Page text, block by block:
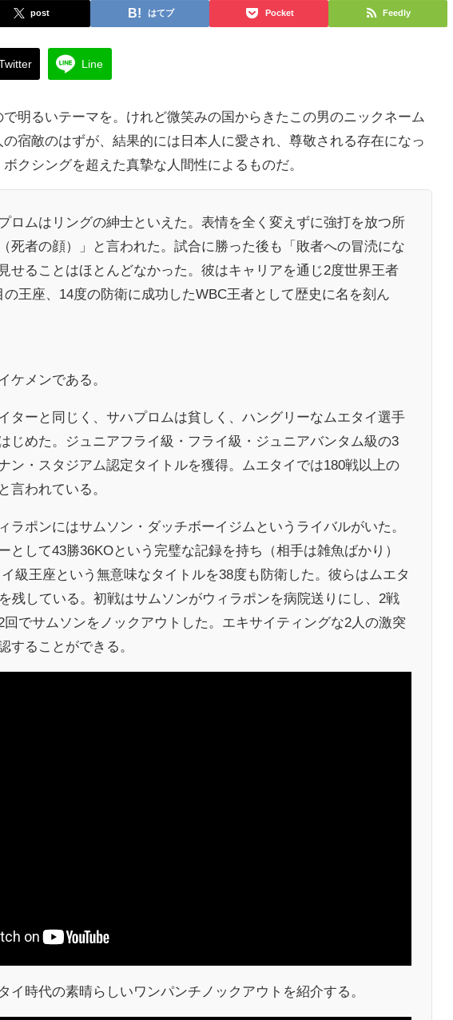
post はてブ Pocket Feedly
Line
明るいテーマを。けれど微笑みの国からきたこの男のニックネーム
宿敵のはずが、結果的には日本人に愛され、尊敬される存在になっ
クシングを超えた真摯な人間性によるものだ。
ロムはリングの紳士といえた。表情を全く変えずに強打を放つ所
死者の顔）」と言われた。試合に勝った後も「敗者への冒涜にな
せることはほとんどなかった。彼はキャリアを通じ2度世界王者
王座、14度の防衛に成功したWBC王者として歴史に名を刻ん
ケメンである。
ターと同じく、サハプロムは貧しく、ハングリーなムエタイ選手
じめた。ジュニアフライ級・フライ級・ジュニアバンタム級の3
ン・スタジアム認定タイトルを獲得。ムエタイでは180戦以上の
言われている。
ラポンにはサムソン・ダッチボーイジムというライバルがいた。
として43勝36KOという完璧な記録を持ち（相手は雑魚ばかり）
級王座という無意味なタイトルを38度も防衛した。彼らはムエタ
残している。初戦はサムソンがウィラポンを病院送りにし、2戦
回でサムソンをノックアウトした。エキサイティングな2人の激突
することができる。
イ時代の素晴らしいワンパンチノックアウトを紹介する。